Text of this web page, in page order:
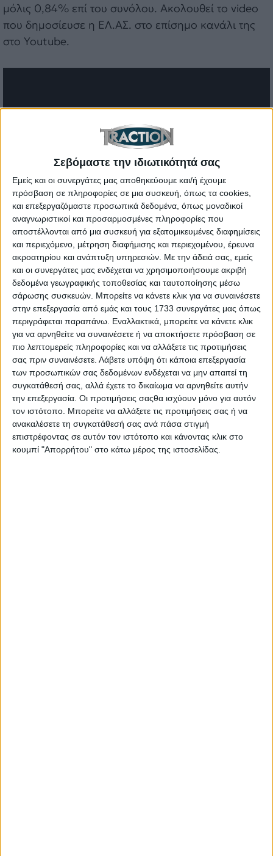
Σεβόμαστε την ιδιωτικότητά σας
Εμείς και οι συνεργάτες μας αποθηκεύουμε και/ή έχουμε
πρόσβαση σε πληροφορίες σε μια συσκευή, όπως τα cookies,
και επεξεργαζόμαστε προσωπικά δεδομένα, όπως μοναδικοί
αναγνωριστικοί και προσαρμοσμένες πληροφορίες που
αποστέλλονται από μια συσκευή για εξατομικευμένες διαφημίσεις
και περιεχόμενο, μέτρηση διαφήμισης και περιεχομένου, έρευνα
ακροατηρίου και ανάπτυξη υπηρεσιών. Με την άδειά σας, εμείς
και οι συνεργάτες μας ενδέχεται να χρησιμοποιήσουμε ακριβή
δεδομένα γεωγραφικής τοποθεσίας και ταυτοποίησης μέσω
σάρωσης συσκευών. Μπορείτε να κάνετε κλικ για να συναινέσετε
στην επεξεργασία από εμάς και τους 1733 συνεργάτες μας όπως
περιγράφεται παραπάνω. Εναλλακτικά, μπορείτε να κάνετε κλικ
για να αρνηθείτε να συναινέσετε ή να αποκτήσετε πρόσβαση σε
πιο λεπτομερείς πληροφορίες και να αλλάξετε τις προτιμήσεις
σας πριν συναινέσετε. Λάβετε υπόψη ότι κάποια επεξεργασία
των προσωπικών σας δεδομένων ενδέχεται να μην απαιτεί τη
συγκατάθεσή σας, αλλά έχετε το δικαίωμα να αρνηθείτε αυτήν
την επεξεργασία. Οι προτιμήσεις σαςθα ισχύουν μόνο για αυτόν
τον ιστότοπο. Μπορείτε να αλλάξετε τις προτιμήσεις σας ή να
ανακαλέσετε τη συγκατάθεσή σας ανά πάσα στιγμή
επιστρέφοντας σε αυτόν τον ιστότοπο και κάνοντας κλικ στο
κουμπί "Απορρήτου" στο κάτω μέρος της ιστοσελίδας.
μόλις 0,84% επί του συνόλου. Ακολουθεί το video
που δημοσίευσε η ΕΛ.ΑΣ. στο επίσημο κανάλι της
στο Youtube.